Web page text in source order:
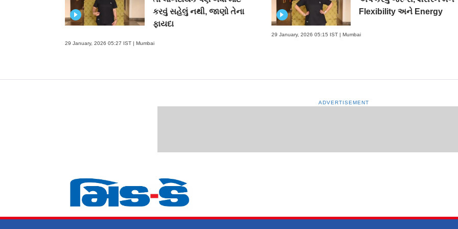
કરવું સહેલું નથી, જાણો તેના
ફાયદા
29 January, 2026 05:27 IST | Mumbai
Flexibility અને Energy
29 January, 2026 05:15 IST | Mumbai
ADVERTISEMENT